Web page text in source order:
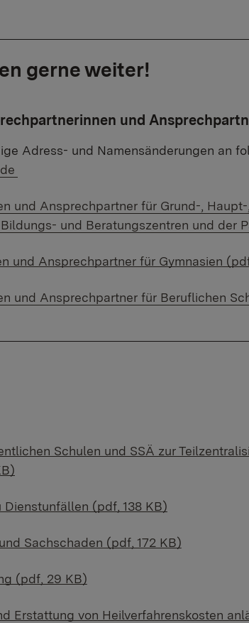
gerne weiter!
und
Adress- und Namensänderungen an
und Ansprechpartner für Grund-,
und Beratungszentren und der
und Ansprechpartner für Gymnasien
und Ansprechpartner für Beruflichen
Schulen und SSÄ zur
(pdf, 138 KB)
Sachschaden (pdf, 172 KB)
(pdf, 29 KB)
Erstattung von Heilverfahrenskosten